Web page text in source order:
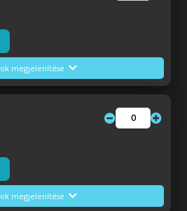
megjelenítése
megjelenítése